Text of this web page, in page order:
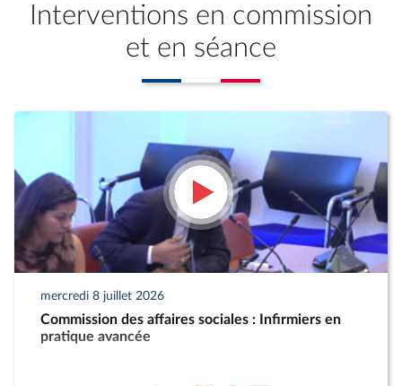
Interventions en commission
et en séance
mercredi 8 juillet 2026
Commission des affaires sociales : Infirmiers en
pratique avancée